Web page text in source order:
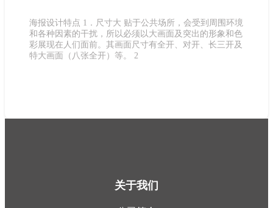
海报设计特点 1．尺寸大 贴于公共场所，会受到周围环境
和各种因素的干扰，所以必须以大画面及突出的形象和色
彩展现在人们面前。其画面尺寸有全开、对开、长三开及
特大画面（八张全开）等。 2
关于我们